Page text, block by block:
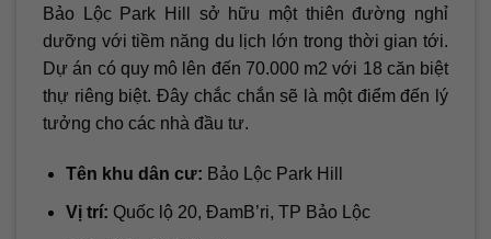
Bảo Lộc Park Hill sở hữu một thiên đường nghỉ
dưỡng với tiềm năng du lịch lớn trong thời gian tới.
Dự án có quy mô lên đến 70.000 m2 với 18 căn biệt
thự riêng biệt. Đây chắc chắn sẽ là một điểm đến lý
tưởng cho các nhà đầu tư.
Tên khu dân cư: Bảo Lộc Park Hill
Vị trí: Quốc lộ 20, ĐamB’ri, TP Bảo Lộc